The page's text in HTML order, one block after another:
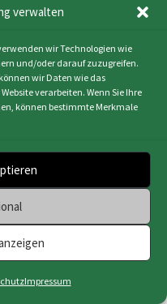
verwalten
wir Technologien wie
und/oder darauf zuzugreifen.
wir Daten wie das
verarbeiten. Wenn Sie Ihre
können bestimmte Merkmale
Impressum
|Cookie-Richtlinie
| HMF-IT